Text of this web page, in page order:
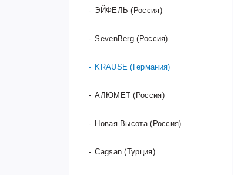
ЭЙФЕЛЬ (Россия)
SevenBerg (Россия)
KRAUSE (Германия)
АЛЮМЕТ (Россия)
Новая Высота (Россия)
Cagsan (Турция)